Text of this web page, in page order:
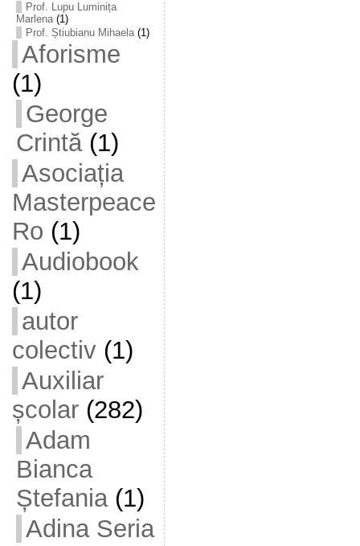
Prof. Lupu Luminița
Marlena(1)
Prof. Știubianu Mihaela(1)
Aforisme
(1)
George
Crintă(1)
Asociația
Masterpeace
Ro (1)
Audiobook
(1)
autor
colectiv(1)
Auxiliar
școlar(282)
Adam
Bianca
Ștefania(1)
Adina Seria